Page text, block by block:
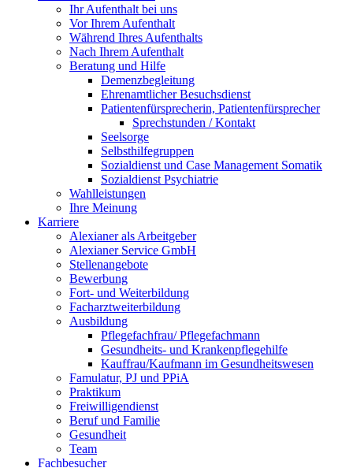
Ihr Aufenthalt bei uns
Vor Ihrem Aufenthalt
Während Ihres Aufenthalts
Nach Ihrem Aufenthalt
Beratung und Hilfe
Demenzbegleitung
Ehrenamtlicher Besuchsdienst
Patientenfürsprecherin, Patientenfürsprecher
Sprechstunden / Kontakt
Seelsorge
Selbsthilfegruppen
Sozialdienst und Case Management Somatik
Sozialdienst Psychiatrie
Wahlleistungen
Ihre Meinung
Karriere
Alexianer als Arbeitgeber
Alexianer Service GmbH
Stellenangebote
Bewerbung
Fort- und Weiterbildung
Facharztweiterbildung
Ausbildung
Pflegefachfrau/ Pflegefachmann
Gesundheits- und Krankenpflegehilfe
Kauffrau/Kaufmann im Gesundheitswesen
Famulatur, PJ und PPiA
Praktikum
Freiwilligendienst
Beruf und Familie
Gesundheit
Team
Fachbesucher